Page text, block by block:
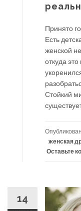
Принято
Есть
женской
откуда
Стойкий
женская
Оставьте
14